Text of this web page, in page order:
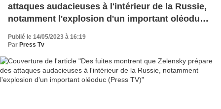
attaques audacieuses à l'intérieur de la Russie,
notamment l'explosion d'un important oléoduc
(Press TV)
Publié le 14/05/2023 à 16:19
Par Press Tv